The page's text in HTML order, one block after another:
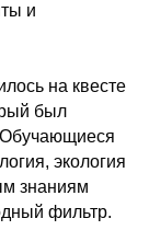
и
на квесте
был
экология
знаниям
фильтр.